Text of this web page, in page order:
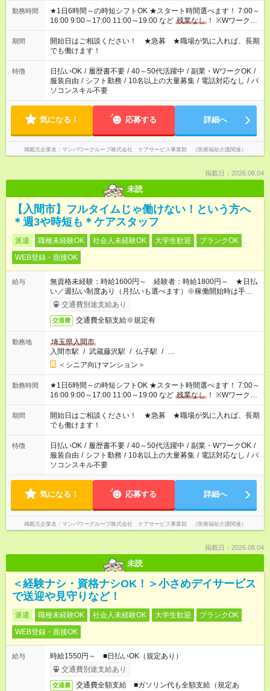
勤務時間
★1日6時間～の時短シフトOK ★スタート時間選べます！ 7:00～
16:00 9:00～17:00 11:00～19:00 など 残業なし ！ ※Wワークの
場合、他のお仕事と合わせ週40時間超の就業はご案内できませ
ん ※法令に基づき、週20時間以上勤務は社会保険への加入対象
となります ※労働者派遣法（日雇い派遣の原則禁止）により、
短時間・短期間の就業はご案内が難しい場合があります
期間
開始日はご相談ください！ ★急募 ★職場が気に入れば、長期
でも働けます！
特徴 日払いOK / 履歴書不要 / 40～50代活躍中 / 副業・WワークOK /
服装自由 / シフト勤務 / 10名以上の大量募集 / 電話対応なし / パ
ソコンスキル不要
気になる！ 応募する 詳細へ
掲載元企業名 マンパワーグループ株式会社 ケアサービス事業部 （医療福祉介護関連）
掲載日：2026.08.04
未読
【入間市】フルタイムじゃ働けない！という方へ
＊週3や時短も＊ケアスタッフ
派遣 職種未経験OK 社会人未経験OK 大学生歓迎
ブランクOK
WEB登録・面接OK
給与
無資格未経験：時給1600円～ 経験者：時給1800円～ ★日払
い／週払い制度あり（月払いも選べます）※稼働開始時は手続き
完了次第のお支払いとなります。
交通費別途支給あり
交通費 交通費全額支給※規定有
勤務地
埼玉県入間市
入間市駅 / 武蔵藤沢駅 / 仏子駅 / …
＜シニア向けマンション＞
勤務時間
★1日6時間～の時短シフトOK ★スタート時間選べます！ 7:00～
16:00 9:00～17:00 11:00～19:00 など 残業なし ！ ※Wワークの
場合、他のお仕事と合わせ週40時間超の就業はご案内できませ
ん ※法令に基づき、週20時間以上勤務は社会保険への加入対象
となります ※労働者派遣法（日雇い派遣の原則禁止）により、
短時間・短期間の就業はご案内が難しい場合があります
期間
開始日はご相談ください！ ★急募 ★職場が気に入れば、長期
でも働けます！
特徴 日払いOK / 履歴書不要 / 40～50代活躍中 / 副業・WワークOK /
服装自由 / シフト勤務 / 10名以上の大量募集 / 電話対応なし / パ
ソコンスキル不要
気になる！ 応募する 詳細へ
掲載元企業名 マンパワーグループ株式会社 ケアサービス事業部 （医療福祉介護関連）
掲載日：2026.08.04
未読
＜経験ナシ・資格ナシOK！＞小さめデイサービス
で送迎や見守りなど！
派遣 職種未経験OK 社会人未経験OK 大学生歓迎
ブランクOK
WEB登録・面接OK
給与
時給1550円～ ■日払いOK（規定あり）
交通費別途支給あり
交通費
交通費全額支給 ■ガソリン代も全額支給（規定あ